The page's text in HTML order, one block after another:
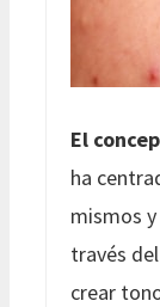
El
ha
mismos
través
crear